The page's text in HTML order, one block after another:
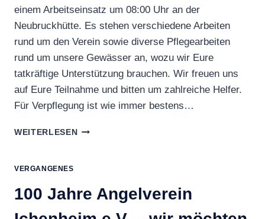
einem Arbeitseinsatz um 08:00 Uhr an der
Neubruckhütte. Es stehen verschiedene Arbeiten
rund um den Verein sowie diverse Pflegearbeiten
rund um unsere Gewässer an, wozu wir Eure
tatkräftige Unterstützung brauchen. Wir freuen uns
auf Eure Teilnahme und bitten um zahlreiche Helfer.
Für Verpflegung ist wie immer bestens…
WEITERLESENARBEITSEINSATZ
VERGANGENES
100 Jahre Angelverein